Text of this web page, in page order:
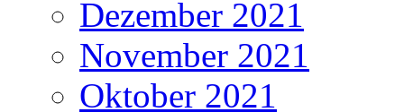
Dezember 2021
November 2021
Oktober 2021